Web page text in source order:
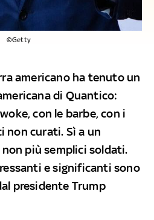
©Getty
americano ha tenuto un
di Quantico:
con le barbe, con i
non curati. Sì a un
più semplici soldati.
e significanti sono
presidente Trump